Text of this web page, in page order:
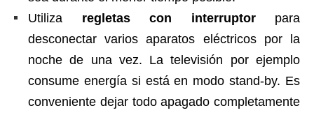
Utiliza regletas con interruptorpara
desconectar varios aparatos eléctricos por la
noche de una vez. La televisión por ejemplo
consume energía si está en modo stand-by. Es
conveniente dejar todo apagado completamente